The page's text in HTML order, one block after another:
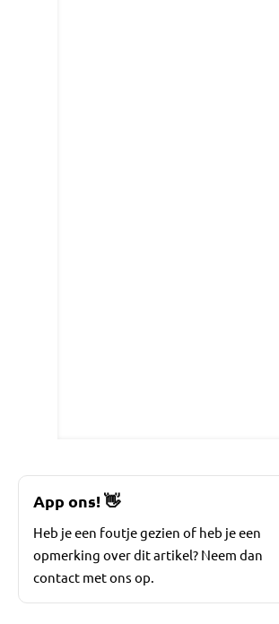
App ons!👋
Heb je een foutje gezien of heb je een
opmerking over dit artikel? Neem dan
contact met ons op.